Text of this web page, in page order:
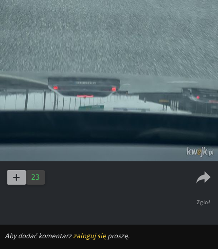
23
Zgłoś
Aby dodać komentarzzaloguj się proszę.